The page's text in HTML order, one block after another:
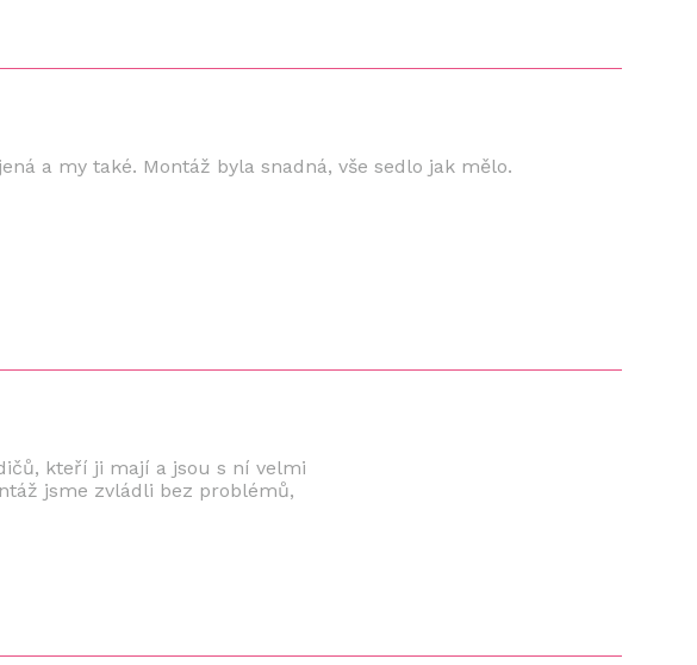
a my také. Montáž byla snadná, vše sedlo jak mělo.
kteří ji mají a jsou s ní velmi
jsme zvládli bez problémů,